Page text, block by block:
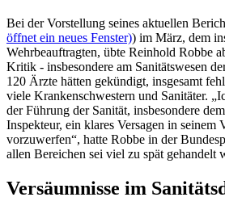
Bei der Vorstellung seines aktuellen
öffnet ein neues Fenster)) im März, dem
Wehrbeauftragten, übte Reinhold Robbe
Kritik - insbesondere am Sanitätswesen
120 Ärzte hätten gekündigt, insgesamt
viele Krankenschwestern und Sanitäter.
der Führung der Sanität, insbesondere
Inspekteur, ein klares Versagen in seinem
vorzuwerfen“, hatte Robbe in der
allen Bereichen sei viel zu spät gehandelt
Versäumnisse im